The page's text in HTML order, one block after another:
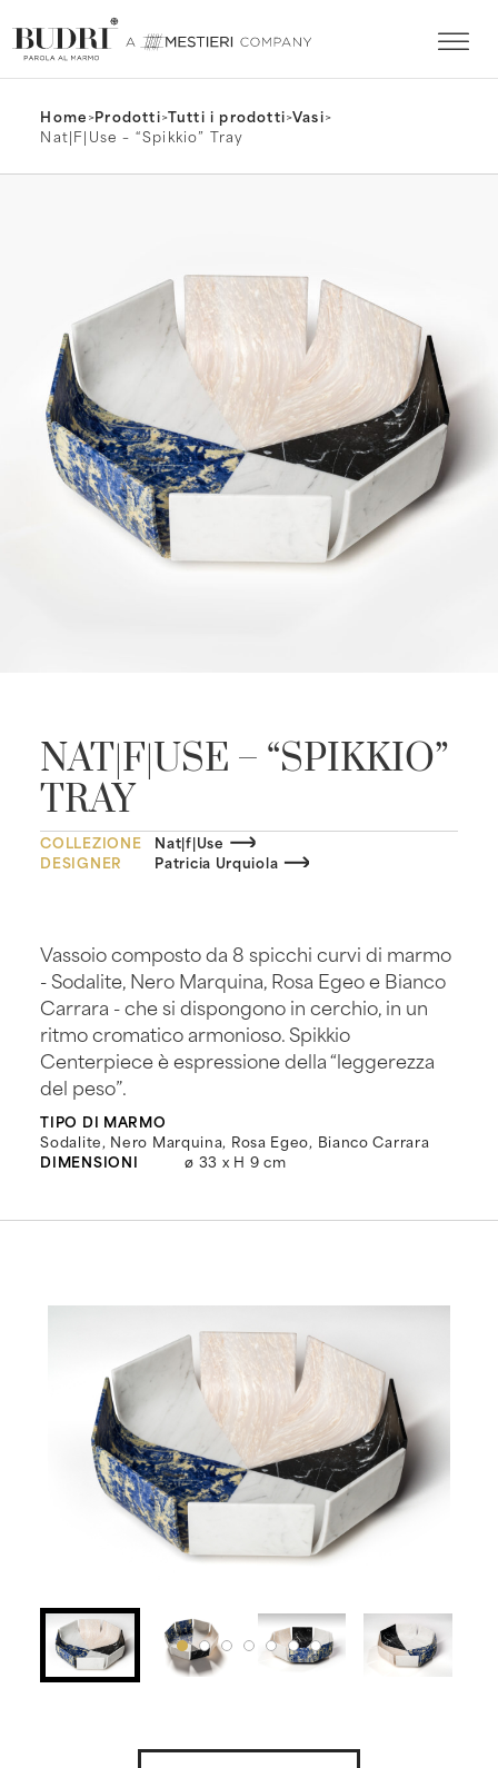
Home>Prodotti>Tutti i prodotti>Vasi>
Nat|F|Use – “Spikkio” Tray
NAT|F|USE – “SPIKKIO”
TRAY
COLLEZIONE
Nat|f|Use
DESIGNER
Patricia Urquiola
Vassoio composto da 8 spicchi curvi di marmo
- Sodalite, Nero Marquina, Rosa Egeo e Bianco
Carrara - che si dispongono in cerchio, in un
ritmo cromatico armonioso. Spikkio
Centerpiece è espressione della “leggerezza
del peso”.
TIPO DI MARMO
Sodalite, Nero Marquina, Rosa Egeo, Bianco Carrara
DIMENSIONI
ø 33 x H 9 cm